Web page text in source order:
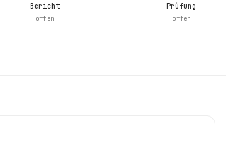
Bericht
offen
Prüfung
offen